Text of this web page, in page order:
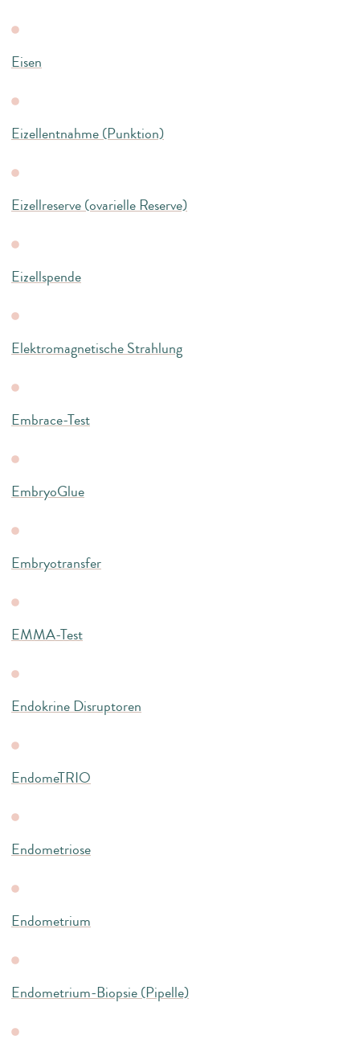
Eisen
Eizellentnahme (Punktion)
Eizellreserve (ovarielle Reserve)
Eizellspende
Elektromagnetische Strahlung
Embrace-Test
EmbryoGlue
Embryotransfer
EMMA-Test
Endokrine Disruptoren
EndomeTRIO
Endometriose
Endometrium
Endometrium-Biopsie (Pipelle)